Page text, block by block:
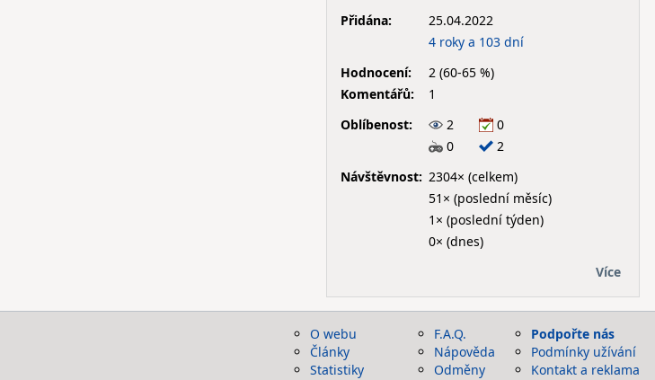
Přidána:
25.04.2022
4 roky a 103 dní
Hodnocení:
2 (60-65 %)
Komentářů:
1
Oblíbenost:
2
0
0
2
Návštěvnost: 2304× (celkem)
51× (poslední měsíc)
1× (poslední týden)
0× (dnes)
Více
O webu
Články
Statistiky
F.A.Q.
Nápověda
Odměny
Podpořte nás
Podmínky užívání
Kontakt a reklama